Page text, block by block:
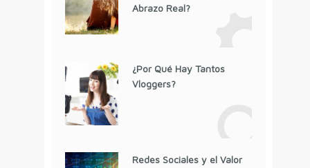
Abrazo Real?
¿Por Qué Hay Tantos
Vloggers?
Redes Sociales y el Valor